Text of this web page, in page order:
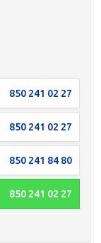
850 241 02 27
850 241 02 27
850 241 84 80
850 241 02 27